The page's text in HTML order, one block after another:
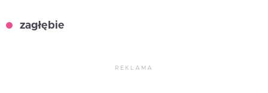
zagłębie
REKLAMA